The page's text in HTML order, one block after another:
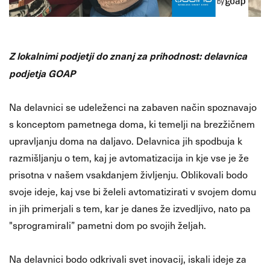
Z lokalnimi podjetji do znanj za prihodnost: delavnica
podjetja GOAP
Na delavnici se udeleženci na zabaven način spoznavajo
s konceptom pametnega doma, ki temelji na brezžičnem
upravljanju doma na daljavo. Delavnica jih spodbuja k
razmišljanju o tem, kaj je avtomatizacija in kje vse je že
prisotna v našem vsakdanjem življenju. Oblikovali bodo
svoje ideje, kaj vse bi želeli avtomatizirati v svojem domu
in jih primerjali s tem, kar je danes že izvedljivo, nato pa
"sprogramirali” pametni dom po svojih željah.
Na delavnici bodo odkrivali svet inovacij, iskali ideje za